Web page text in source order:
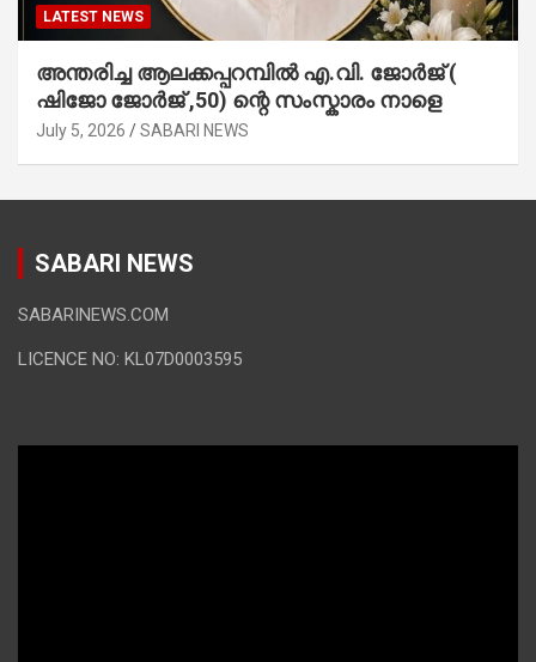
LATEST NEWS
അന്തരിച്ച ആ​ല​ക്ക​പ്പ​റമ്പിൽ​ എ.​വി. ജോ​ർ​ജ് (
ഷിജോ ജോർജ് ,50) ന്റെ സംസ്കാരം നാളെ
July 5, 2026 SABARI NEWS
SABARI NEWS
SABARINEWS.COM
LICENCE NO: KL07D0003595